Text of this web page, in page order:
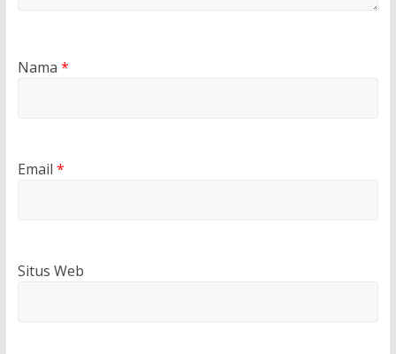
Nama *
Email *
Situs Web